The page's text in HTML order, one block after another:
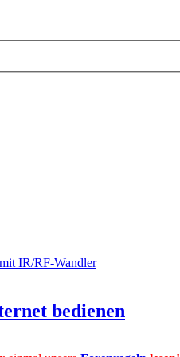
IR/RF-Wandler
bedienen